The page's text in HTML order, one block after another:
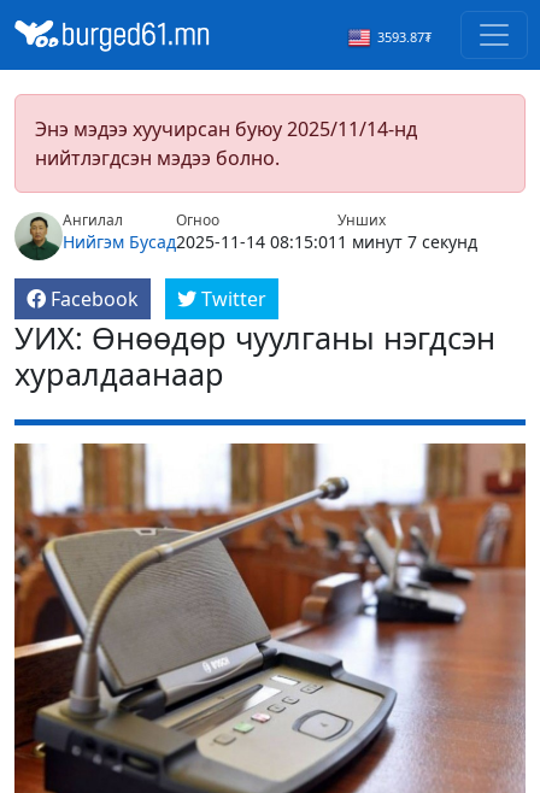
3593.87₮
Энэ мэдээ хуучирсан буюу 2025/11/14-нд
нийтлэгдсэн мэдээ болно.
Ангилал
Нийгэм Бусад
Огноо
2025-11-14 08:15:01
Унших
1 минут 7 секунд
Facebook Twitter
УИХ: Өнөөдөр чуулганы нэгдсэн
хуралдаанаар